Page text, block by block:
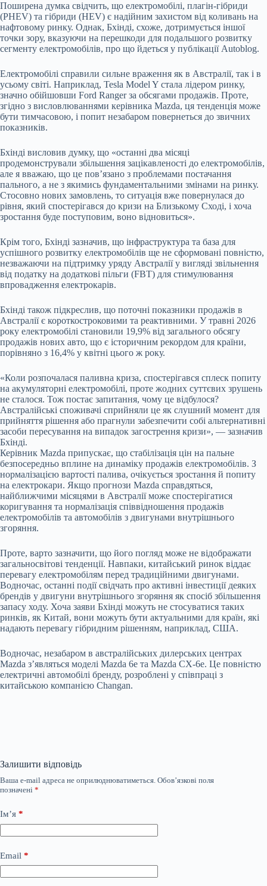
Поширена думка свідчить, що електромобілі, плагін-гібриди
(PHEV) та гібриди (HEV) є надійним захистом від коливань на
нафтовому ринку. Однак, Бхінді, схоже, дотримується іншої
точки зору, вказуючи на перешкоди для подальшого розвитку
сегменту електромобілів, про що йдеться у публікації Autoblog.
Електромобілі справили сильне враження як в Австралії, так і в
усьому світі. Наприклад, Tesla Model Y стала лідером ринку,
значно обійшовши Ford Ranger за обсягами продажів. Проте,
згідно з висловлюваннями керівника Mazda, ця тенденція може
бути тимчасовою, і попит незабаром повернеться до звичних
показників.
Бхінді висловив думку, що «останні два місяці
продемонстрували збільшення зацікавленості до електромобілів,
але я вважаю, що це пов’язано з проблемами постачання
пального, а не з якимись фундаментальними змінами на ринку.
Стосовно нових замовлень, то ситуація вже повернулася до
рівня, який спостерігався до кризи на Близькому Сході, і хоча
зростання буде поступовим, воно відновиться».
Крім того, Бхінді зазначив, що інфраструктура та база для
успішного розвитку електромобілів ще не сформовані повністю,
незважаючи на підтримку уряду Австралії у вигляді звільнення
від податку на додаткові пільги (FBT) для стимулювання
впровадження електрокарів.
Бхінді також підкреслив, що поточні показники продажів в
Австралії є короткостроковими та реактивними. У травні 2026
року електромобілі становили 19,9% від загального обсягу
продажів нових авто, що є історичним рекордом для країни,
порівняно з 16,4% у квітні цього ж року.
«Коли розпочалася паливна криза, спостерігався сплеск попиту
на акумуляторні електромобілі, проте жодних суттєвих зрушень
не сталося. Тож постає запитання, чому це відбулося?
Австралійські споживачі сприйняли це як слушний момент для
прийняття рішення або прагнули забезпечити собі альтернативні
засоби пересування на випадок загострення кризи», — зазначив
Бхінді.
Керівник Mazda припускає, що стабілізація цін на пальне
безпосередньо вплине на динаміку продажів електромобілів. З
нормалізацією вартості палива, очікується зростання й попиту
на електрокари. Якщо прогнози Mazda справдяться,
найближчими місяцями в Австралії може спостерігатися
коригування та нормалізація співвідношення продажів
електромобілів та автомобілів з двигунами внутрішнього
згоряння.
Проте, варто зазначити, що його погляд може не відображати
загальносвітові тенденції. Навпаки, китайський ринок віддає
перевагу електромобілям перед традиційними двигунами.
Водночас, останні події свідчать про активні інвестиції деяких
брендів у двигуни внутрішнього згоряння як спосіб збільшення
запасу ходу. Хоча заяви Бхінді можуть не стосуватися таких
ринків, як Китай, вони можуть бути актуальними для країн, які
надають перевагу гібридним рішенням, наприклад, США.
Водночас, незабаром в австралійських дилерських центрах
Mazda з’являться моделі Mazda 6e та Mazda CX-6e. Це повністю
електричні автомобілі бренду, розроблені у співпраці з
китайською компанією Changan.
Залишити відповідь
Ваша e-mail адреса не оприлюднюватиметься. Обов’язкові поля
позначені *
Ім’я *
Email *